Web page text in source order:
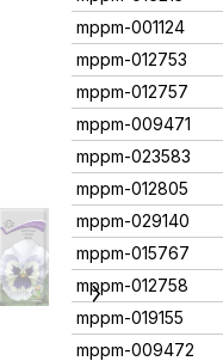
Фотографию
ProGarden
mppm-001124
mppm-012753
mppm-012757
mppm-009471
mppm-023583
mppm-012805
mppm-029140
mppm-015767
mppm-012758
mppm-019155
mppm-009472